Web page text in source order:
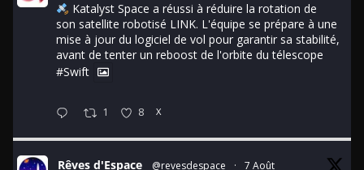
Katalyst Space a réussi à réduire la rotation de
son satellite robotisé LINK. L'équipe se prépare à une
mise à jour du logiciel de vol pour garantir sa stabilité,
avant de tenter un reboost de l'orbite du télescope
#Swift
1 8 X
Rêves d'Espace @revesdespace · 7 Août